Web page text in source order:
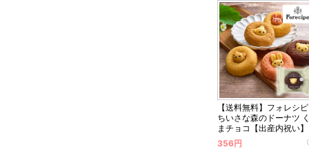
【送料無料】フォレシピ
ちいさな森のドーナツ
まチョコ【出産内祝い】
356円